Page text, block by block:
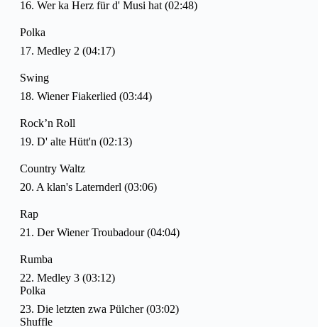
16. Wer ka Herz für d' Musi hat (02:48)
Polka
17. Medley 2 (04:17)
Swing
18. Wiener Fiakerlied (03:44)
Rock’n Roll
19. D' alte Hütt'n (02:13)
Country Waltz
20. A klan's Laternderl (03:06)
Rap
21. Der Wiener Troubadour (04:04)
Rumba
22. Medley 3 (03:12)
Polka
23. Die letzten zwa Pülcher (03:02)
Shuffle